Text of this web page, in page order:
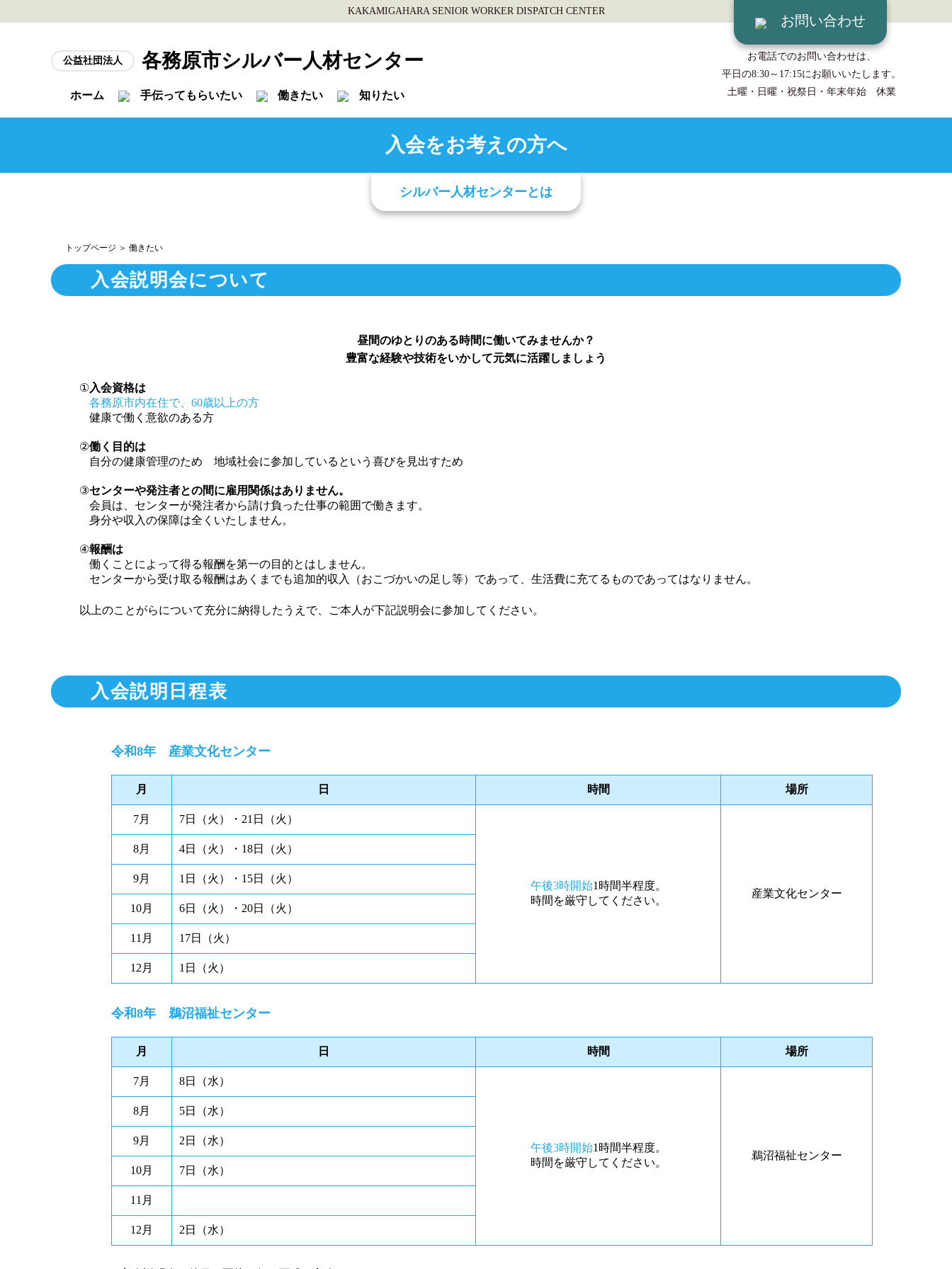
KAKAMIGAHARA SENIOR WORKER DISPATCH CENTER
お問い合わせ
公益社団法人 各務原市シルバー人材センター
ホーム 手伝ってもらいたい 働きたい 知りたい
お電話でのお問い合わせは、
平日の8:30～17:15にお願いいたします。
土曜・日曜・祝祭日・年末年始 休業
入会をお考えの方へ
シルバー人材センターとは
トップページ ＞ 働きたい
入会説明会について
昼間のゆとりのある時間に働いてみませんか？
豊富な経験や技術をいかして元気に活躍しましょう
①入会資格は
各務原市内在住で、60歳以上の方
健康で働く意欲のある方
②働く目的は
自分の健康管理のため 地域社会に参加しているという喜びを見出すため
③センターや発注者との間に雇用関係はありません。
会員は、センターが発注者から請け負った仕事の範囲で働きます。
身分や収入の保障は全くいたしません。
④報酬は
働くことによって得る報酬を第一の目的とはしません。
センターから受け取る報酬はあくまでも追加的収入（おこづかいの足し等）であって、生活費に充てるものであってはなりません。
以上のことがらについて充分に納得したうえで、ご本人が下記説明会に参加してください。
入会説明日程表
令和8年 産業文化センター
月 日 時間 場所
7月 7日（火）・21日（火）
午後3時開始1時間半程度。
時間を厳守してください。
産業文化センター
8月 4日（火）・18日（火）
9月 1日（火）・15日（火）
10月 6日（火）・20日（火）
11月 17日（火）
12月 1日（火）
令和8年 鵜沼福祉センター
月 日 時間 場所
7月 8日（水）
午後3時開始1時間半程度。
時間を厳守してください。
鵜沼福祉センター
8月 5日（水）
9月 2日（水）
10月 7日（水）
11月
12月 2日（水）